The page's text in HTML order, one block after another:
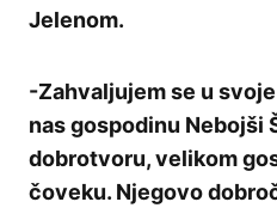
Jelenom.
-Zahvaljujem se u
nas gospodinu
dobrotvoru, velikom
čoveku. Njegovo